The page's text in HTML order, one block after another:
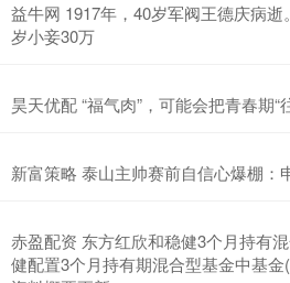
益牛网 1917年，40岁军阀王德庆病
岁小妾30万
昊天优配 “福气肉”，可能会把青春期
新富策略 泰山主帅赛前自信心爆棚：
赤盈配资 东方红欣和稳健3个月持有
健配置3个月持有期混合型基金中基